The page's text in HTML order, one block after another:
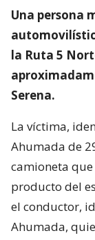
Una persona
la Ruta 5
Serena.
La víctima,
Ahumada de
camioneta
producto del
el conductor,
Ahumada,